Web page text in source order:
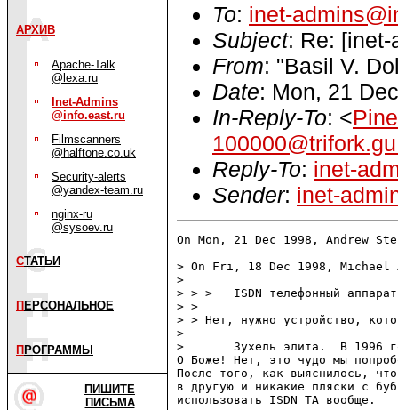
АРХИВ
Apache-Talk
@lexa.ru
Inet-Admins
@info.east.ru
Filmscanners
@halftone.co.uk
Security-alerts
@yandex-team.ru
nginx-ru
@sysoev.ru
СТАТЬИ
П ЕРСОНАЛЬНОЕ
П РОГРАММЫ
ПИШИТЕ
ПИСЬМА
To: inet-
Subject: Re:
From: "Basil V.
Date: Mon, 21
In-Reply-To: <
Reply-To: inet-
Sender: inet-
On Mon, 21 Dec 1998, Andrew
> On Fri, 18 Dec 1998,
>
> > >   ISDN телефонный
> >
> > Нет, нужно устройство,
>
> 	Зухель элита.  В 1996 году он еще тогда вполне ниче работал.
О Боже! Нет, это чудо мы
После того, как выяснилось,
в другую и никакие пляски с
использовать ISDN TA вообще.